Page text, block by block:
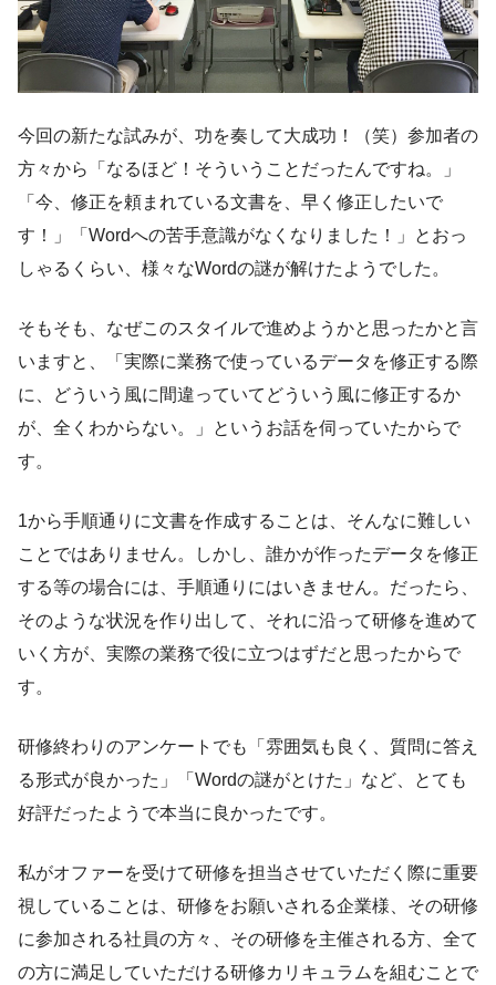
今回の新たな試みが、功を奏して大成功！（笑）参加者の
方々から「なるほど！そういうことだったんですね。」
「今、修正を頼まれている文書を、早く修正したいで
す！」「Wordへの苦手意識がなくなりました！」とおっ
しゃるくらい、様々なWordの謎が解けたようでした。
そもそも、なぜこのスタイルで進めようかと思ったかと言
いますと、「実際に業務で使っているデータを修正する際
に、どういう風に間違っていてどういう風に修正するか
が、全くわからない。」というお話を伺っていたからで
す。
1から手順通りに文書を作成することは、そんなに難しい
ことではありません。しかし、誰かが作ったデータを修正
する等の場合には、手順通りにはいきません。だったら、
そのような状況を作り出して、それに沿って研修を進めて
いく方が、実際の業務で役に立つはずだと思ったからで
す。
研修終わりのアンケートでも「雰囲気も良く、質問に答え
る形式が良かった」「Wordの謎がとけた」など、とても
好評だったようで本当に良かったです。
私がオファーを受けて研修を担当させていただく際に重要
視していることは、研修をお願いされる企業様、その研修
に参加される社員の方々、その研修を主催される方、全て
の方に満足していただける研修カリキュラムを組むことで